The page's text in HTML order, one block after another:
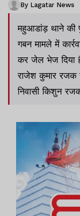
By Lagatar News
महुआडांड़ थाने की
गबन मामले में
कर जेल भेज दिया है. गिरफ्तार अभियुक्त राजेश
राजेश कुमार रजक
निवासी किशुन